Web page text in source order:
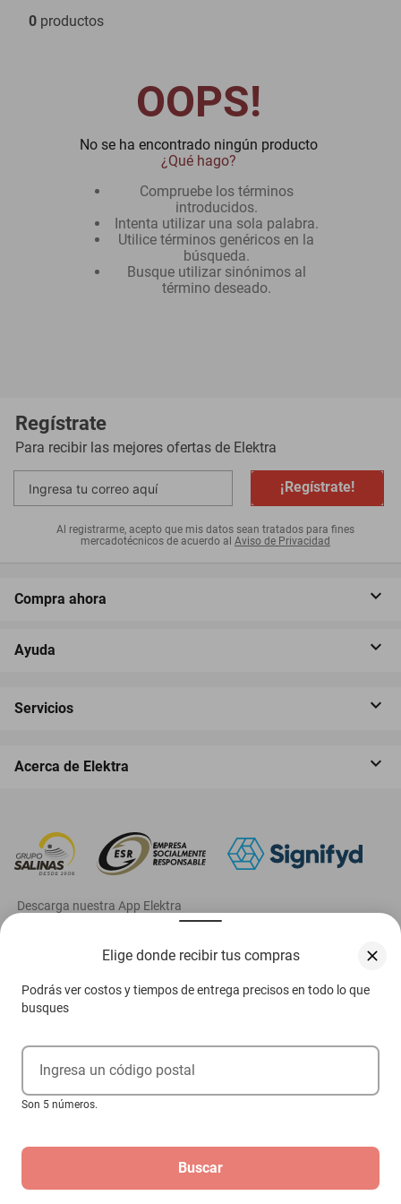
Elige donde recibir tus compras
Podrás ver costos y tiempos de entrega precisos en todo lo que
busques
Ingresa un código postal
Son 5 números.
Buscar
0 productos
OOPS!
No se ha encontrado ningún producto
¿Qué hago?
Compruebe los términos
introducidos.
Intenta utilizar una sola palabra.
Utilice términos genéricos en la
búsqueda.
Busque utilizar sinónimos al
término deseado.
Regístrate
Para recibir las mejores ofertas de Elektra
¡Regístrate!
Al registrarme, acepto que mis datos sean tratados para fines
mercadotécnicos de acuerdo al Aviso de Privacidad
Compra ahora
Ayuda
Servicios
Acerca de Elektra
‎ Descarga nuestra App Elektra
Aviso de privacidad
Condiciones Venta Digital
Condiciones Tienda Física
navegadores
Derechos reservados 2026 Grupo Elektra
motoneta